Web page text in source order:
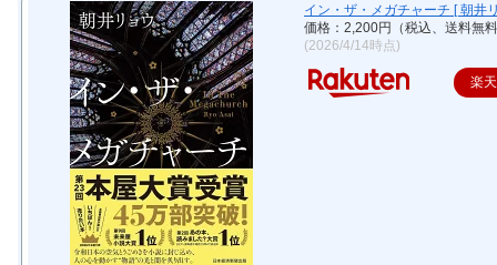
イン・ザ・メガチャーチ [ 朝井
価格：2,200円（税込、送料無
(2026/4/14時点)
楽